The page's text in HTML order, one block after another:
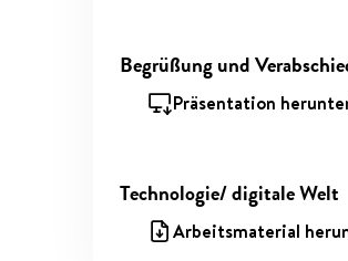
Begrüßung und
Präsentation
Technologie/ digitale Welt
Arbeitsmaterial